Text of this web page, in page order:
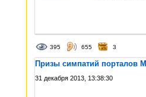
395 655 3
Призы симпатий порталов
31 декабря 2013, 13:38:30